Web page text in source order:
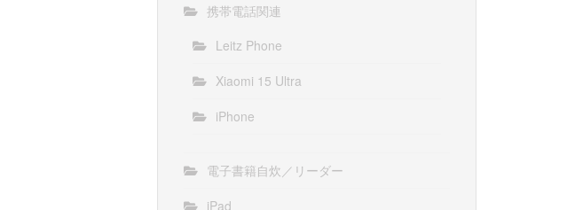
携帯電話関連
Leitz Phone
Xiaomi 15 Ultra
iPhone
電子書籍自炊／リーダー
iPad